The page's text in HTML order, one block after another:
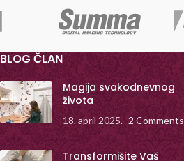
BLOG ČLAN
Magija svakodnevnog
života
18. april 2025. 2 Comments
Transformišite Vaš